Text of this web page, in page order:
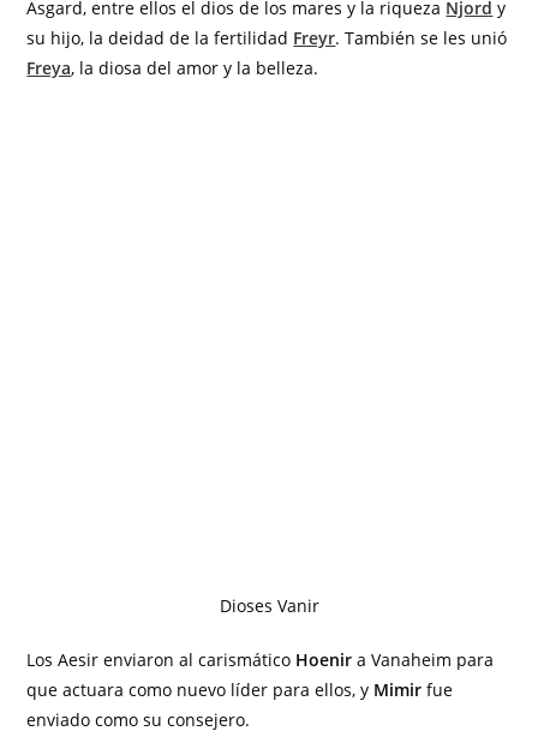
Asgard, entre ellos el dios de los mares y la riqueza Njord y
su hijo, la deidad de la fertilidad Freyr. También se les unió
Freya, la diosa del amor y la belleza.
Dioses Vanir
Los Aesir enviaron al carismático Hoenir a Vanaheim para
que actuara como nuevo líder para ellos, y Mimir fue
enviado como su consejero.